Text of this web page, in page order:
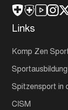
Links
Komp Zen
Spitzensport in
CISM